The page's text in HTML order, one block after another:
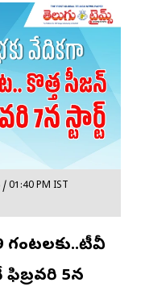
01:40 PM IST
గంటలకు..టీవీ
5న